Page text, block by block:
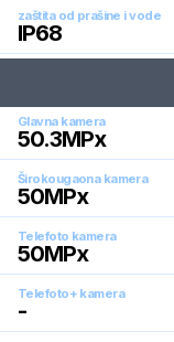
zaštita od prašine i vode
IP68
Glavna kamera
50.3MPx
Širokougaona kamera
50MPx
Telefoto kamera
50MPx
Telefoto+ kamera
-